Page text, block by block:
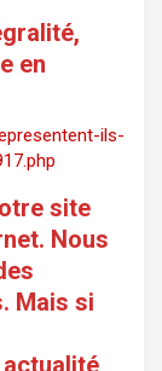
en
ils-
site
Nous
Mais si